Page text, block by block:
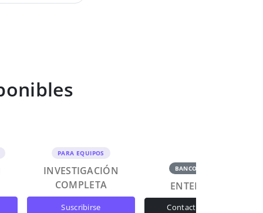
PARA EQUIPOS
INVESTIGACIÓN
COMPLETA
suscribirse
BANCOS Y GOB
ENTERPRISE
contactar ventas